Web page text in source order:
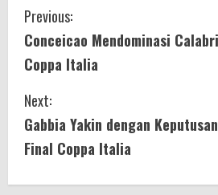
C
o
n
t
i
Previous:
Conceicao Mendominasi
Coppa Italia
Next:
Gabbia Yakin dengan
Final Coppa Italia